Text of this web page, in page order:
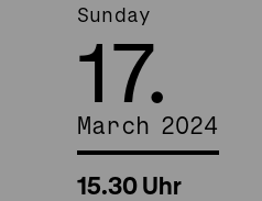
Sunday
17.
March 2024
15.30 Uhr